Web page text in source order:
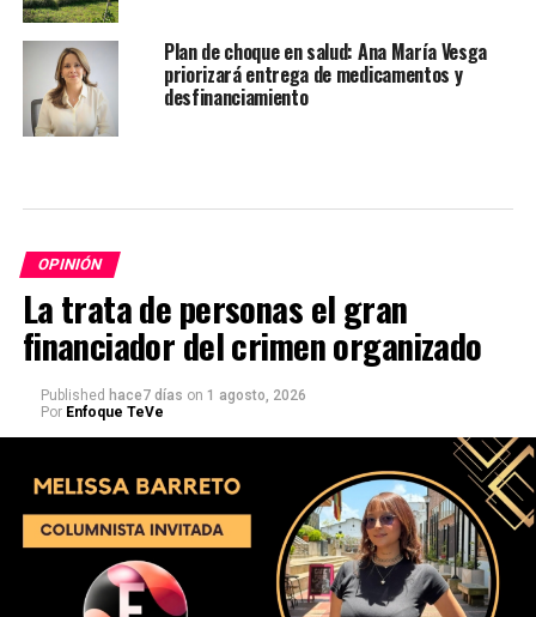
Plan de choque en salud: Ana María Vesga
priorizará entrega de medicamentos y
desfinanciamiento
OPINIÓN
La trata de personas el gran
financiador del crimen organizado
Published hace7 días on 1 agosto, 2026
Por Enfoque TeVe